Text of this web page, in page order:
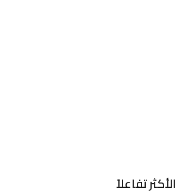
الأكثر تفاعلاً